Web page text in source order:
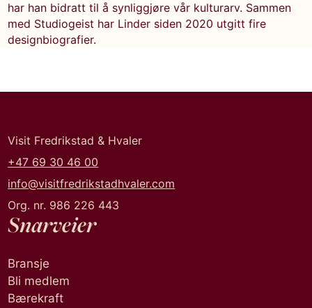
har han bidratt til å synliggjøre vår kulturarv. Sammen
med Studiogeist har Linder siden 2020 utgitt fire
designbiografier.
Visit Fredrikstad & Hvaler
+47 69 30 46 00
info@visitfredrikstadhvaler.com
Org. nr. 986 226 443
Snarveier
Bransje
Bli medlem
Bærekraft